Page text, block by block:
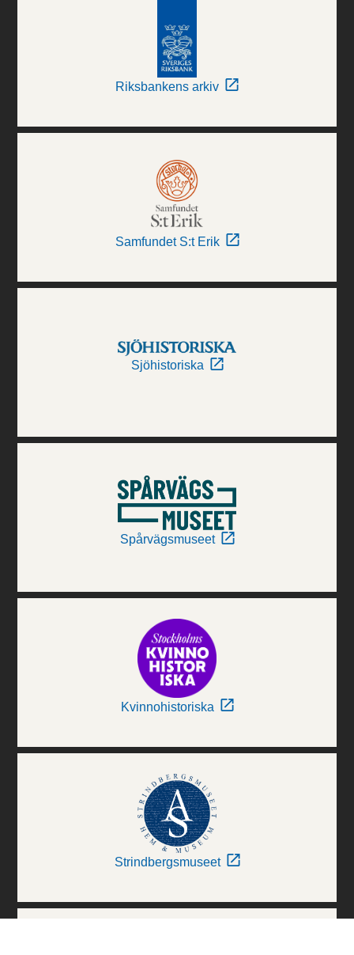
Riksbankens arkiv
Samfundet S:t Erik
Sjöhistoriska
Spårvägsmuseet
Kvinnohistoriska
Strindbergsmuseet